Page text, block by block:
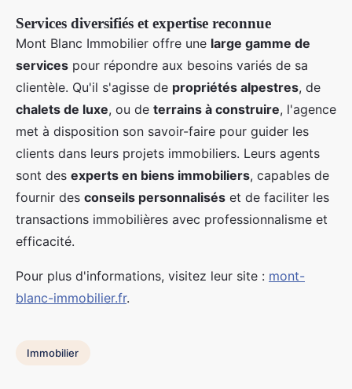
Services diversifiés et expertise reconnue
Mont Blanc Immobilier offre une large gamme de
services pour répondre aux besoins variés de sa
clientèle. Qu'il s'agisse de propriétés alpestres, de
chalets de luxe, ou de terrains à construire, l'agence
met à disposition son savoir-faire pour guider les
clients dans leurs projets immobiliers. Leurs agents
sont des experts en biens immobiliers, capables de
fournir des conseils personnalisés et de faciliter les
transactions immobilières avec professionnalisme et
efficacité.
Pour plus d'informations, visitez leur site : mont-
blanc-immobilier.fr.
Immobilier